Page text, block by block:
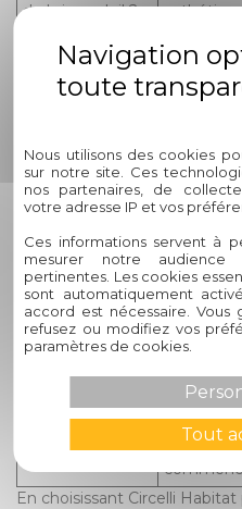
de brise-soleil ?
attentes
clients.
l'importance des
brise-soleil en
termes
d'économie
d'énergie ?
Les brise-
une
Energy
réduire
énergie
Comment puis-
je concrétiser
mon projet
avec Circelli
Habitat ?
Pour
de Circelli
prendre
et
En choisissant Circelli
Nous utilisons des cookies
sur notre site. Ces
nos partenaires, de
votre adresse IP et vos
Ces informations servent à
mesurer notre
pertinentes. Les cookies
sont automatiquement
accord est nécessaire.
refusez ou modifiez vos
paramètres de cookies.
Tout